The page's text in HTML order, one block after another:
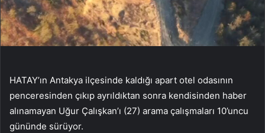
HATAY’ın Antakya ilçesinde kaldığı apart otel odasının
penceresinden çıkıp ayrıldıktan sonra kendisinden haber
alınamayan Uğur Çalışkan’ı (27) arama çalışmaları 10’uncu
gününde sürüyor.